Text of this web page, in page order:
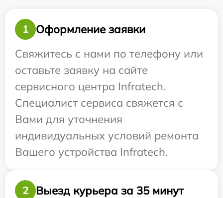
1
Оформление заявки
Свяжитесь с нами по телефону или
оставьте заявку на сайте
сервисного центра Infratech.
Специалист сервиса свяжется с
Вами для уточнения
индивидуальных условий ремонта
Вашего устройства Infratech.
2
Выезд курьера за 35 минут